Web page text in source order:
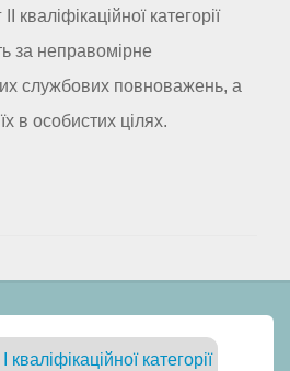
кваліфікаційної категорії
за неправомірне
службових повноважень, а
в особистих цілях.
категорії